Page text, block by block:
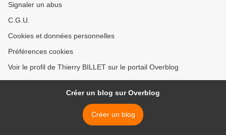
Signaler un abus
C.G.U.
Cookies et données personnelles
Préférences cookies
Voir le profil de Thierry BILLET sur le portail Overblog
Créer un blog sur Overblog
Créer un blog